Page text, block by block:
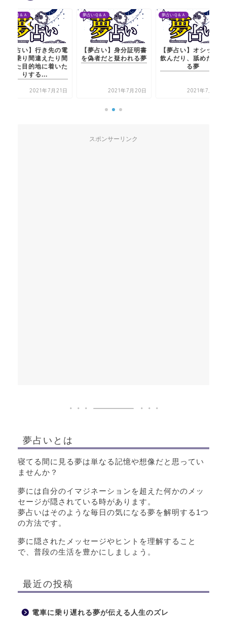
行き先の電
違えたり間
地に着いた
2021年7月21日
夢占いＱ＆Ａ
【夢占い】身分証明書
を偽者だと疑われる夢
2021年7月20日
夢占いＱ＆Ａ
【夢占い】オシッコを
飲んだり、舐めたりす
2021年7月20日
スポンサーリンク
夢占いとは
寝てる間に見る夢は単なる記憶や想像だと思ってい
ませんか？
夢には自分のイマジネーションを超えた何かのメッ
セージが隠されている時があります。
夢占いはそのような毎日の気になる夢を解明する1つ
の方法です。
夢に隠されたメッセージやヒントを理解すること
で、普段の生活を豊かにしましょう。
最近の投稿
電車に乗り遅れる夢が伝える人生のズレ